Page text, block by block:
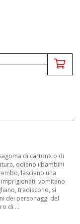
di cartone o di
odiano i bambini
lasciano una
vomitano
tradiscono, si
dei personaggi del
di ...